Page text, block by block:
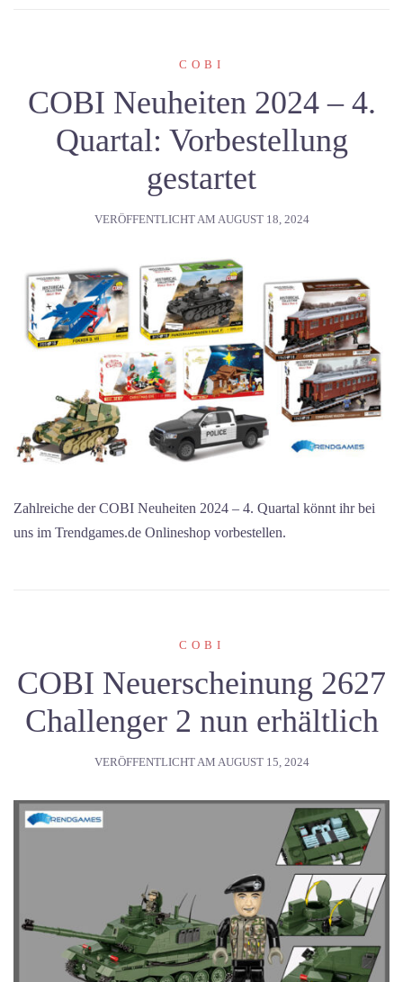
COBI
COBI Neuheiten 2024 – 4.
Quartal: Vorbestellung
gestartet
VERÖFFENTLICHT AM AUGUST 18, 2024
Zahlreiche der COBI Neuheiten 2024 – 4. Quartal könnt ihr bei
uns im Trendgames.de Onlineshop vorbestellen.
COBI
COBI Neuerscheinung 2627
Challenger 2 nun erhältlich
VERÖFFENTLICHT AM AUGUST 15, 2024